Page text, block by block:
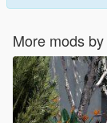
More mods by